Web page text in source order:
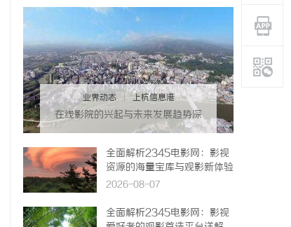
业界动态 上杭信息港
在线影院的兴起与未来发展趋势深
度解析
全面解析2345电影网：影视
资源的海量宝库与观影新体验
2026-08-07
全面解析2345电影网：影视